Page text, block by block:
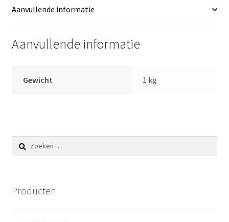
speen
aantal
Aanvullende informatie
Aanvullende informatie
Gewicht 1 kg
Zoeken
naar:
Producten